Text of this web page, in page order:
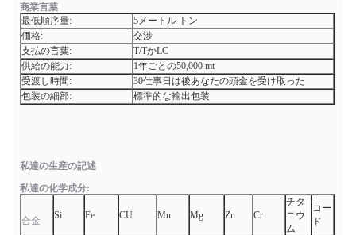
商業言葉
最低順序量:
5メートル トン
価格:
交渉
支払の言葉:
T/TかLC
供給の能力:
1年ごとの50,000 mt
受渡し時間:
30仕事日は後あなたの頭金を受け取った
包装の細部:
標準的な輸出包装
私達の生産の記述
私達の化学成分:
合金 Si Fe CU Mn Mg Zn Cr
チタ
ニウ
ム
コー
ド